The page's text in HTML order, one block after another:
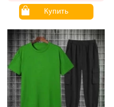
Купить